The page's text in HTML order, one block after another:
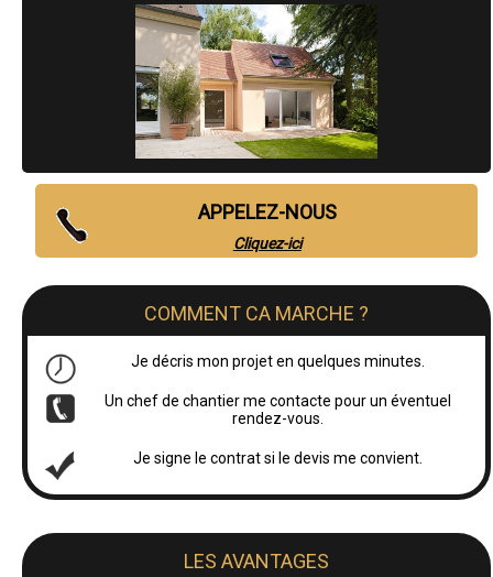
APPELEZ-NOUS
Cliquez-ici
COMMENT CA MARCHE ?
Je décris mon projet en quelques minutes.
Un chef de chantier me contacte pour un éventuel
rendez-vous.
Je signe le contrat si le devis me convient.
LES AVANTAGES